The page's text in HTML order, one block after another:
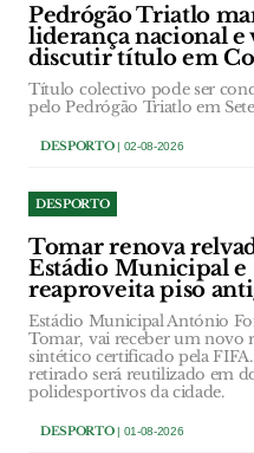
Pedrógão Triatlo
liderança nacional e
discutir título em
Título colectivo pode ser
pelo Pedrógão Triatlo em
DESPORTO| 02-08-2026
DESPORTO
Tomar renova
Estádio Municipal e
reaproveita piso
Estádio Municipal António
Tomar, vai receber um novo
sintético certificado pela
retirado será reutilizado em
polidesportivos da cidade.
DESPORTO| 01-08-2026